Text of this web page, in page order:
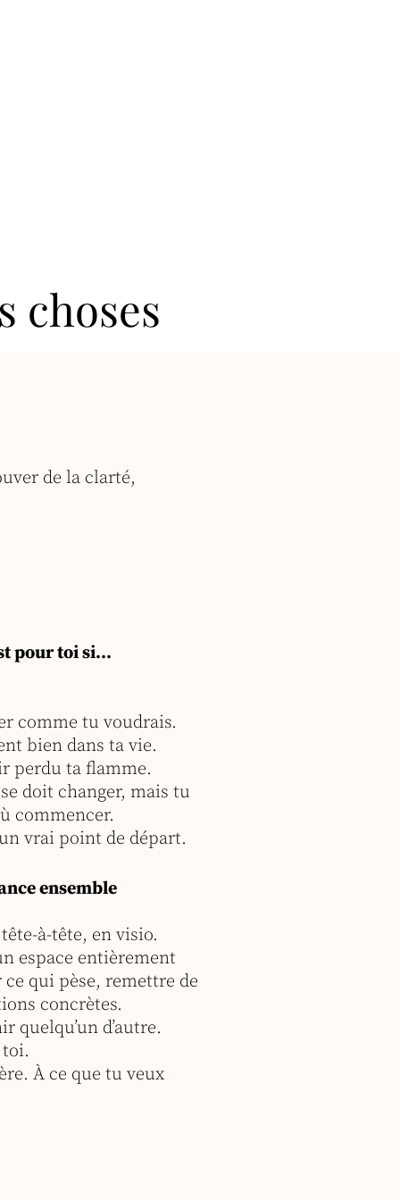
choses
de la clarté,
pour toi si…
comme tu voudrais.
bien dans ta vie.
perdu ta flamme.
doit changer, mais tu
commencer.
vrai point de départ.
ensemble
à-tête, en visio.
espace entièrement
qui pèse, remettre de
concrètes.
quelqu’un d’autre.
toi.
À ce que tu veux